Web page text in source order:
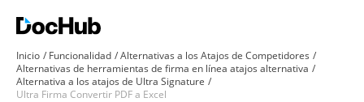
Inicio Funcionalidad
Alternativas a los Atajos de Competidores
Alternativas de herramientas de firma en línea atajos alternativa
Alternativa a los atajos de Ultra Signature
Ultra Firma Convertir PDF a Excel